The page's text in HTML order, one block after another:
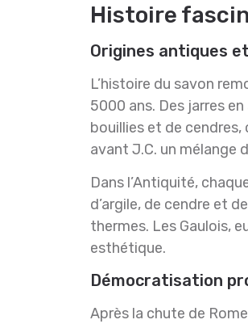
Histoire
Origines antiques
L’histoire du savon
5000 ans. Des jarres
bouillies et de cendres,
avant J.C. un mélange
Dans l’Antiquité,
d’argile, de cendre et
thermes. Les Gaulois,
esthétique.
Démocratisation
Après la chute de